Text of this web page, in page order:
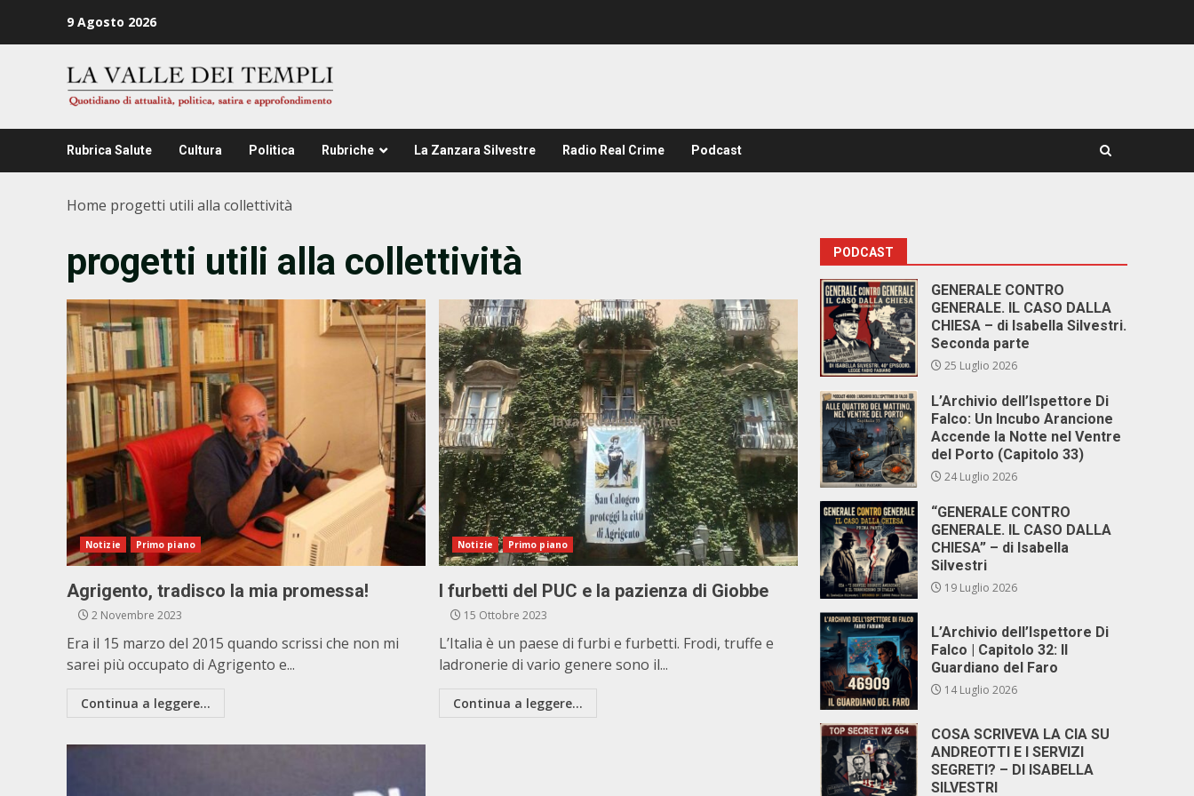
9 Agosto 2026
Rubrica Salute Cultura Politica Rubriche La Zanzara Silvestre Radio Real Crime Podcast
Home progetti utili alla collettività
progetti utili alla collettività
Notizie Primo piano
Agrigento, tradisco la mia promessa!
2 Novembre 2023
Era il 15 marzo del 2015 quando scrissi che non mi
sarei più occupato di Agrigento e...
Continua a leggere...
Notizie Primo piano
I furbetti del PUC e la pazienza di Giobbe
15 Ottobre 2023
L’Italia è un paese di furbi e furbetti. Frodi, truffe e
ladronerie di vario genere sono il...
Continua a leggere...
PODCAST
GENERALE CONTRO
GENERALE. IL CASO DALLA
CHIESA – di Isabella Silvestri.
Seconda parte
25 Luglio 2026
L’Archivio dell’Ispettore Di
Falco: Un Incubo Arancione
Accende la Notte nel Ventre
del Porto (Capitolo 33)
24 Luglio 2026
“GENERALE CONTRO
GENERALE. IL CASO DALLA
CHIESA” – di Isabella
Silvestri
19 Luglio 2026
L’Archivio dell’Ispettore Di
Falco | Capitolo 32: Il
Guardiano del Faro
14 Luglio 2026
COSA SCRIVEVA LA CIA SU
ANDREOTTI E I SERVIZI
SEGRETI? – DI ISABELLA
SILVESTRI